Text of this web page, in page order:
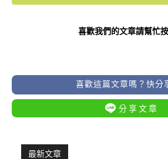
🪙 明天橫財最旺：生肖
星入鼎，直覺準到連自己
明日橫財指數：⭐⭐⭐⭐⭐
喜歡我們的文章請幫忙
喜歡這篇文章嗎？快分
分享文章
最新文章